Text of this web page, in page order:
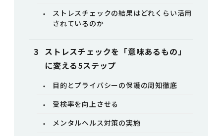
ストレスチェックの結果はどれくらい活用
されているのか
ストレスチェックを「意味あるもの」
に変える5ステップ
目的とプライバシーの保護の周知徹底
受検率を向上させる
メンタルヘルス対策の実施